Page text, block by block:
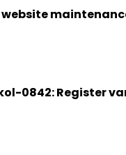
0842: Register